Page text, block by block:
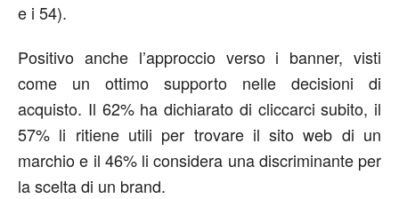
e i 54).
Positivo anche l’approccio verso i banner, visti
come un ottimo supporto nelle decisioni di
acquisto. Il 62% ha dichiarato di cliccarci subito, il
57% li ritiene utili per trovare il sito web di un
marchio e il 46% li considera una discriminante per
la scelta di un brand.